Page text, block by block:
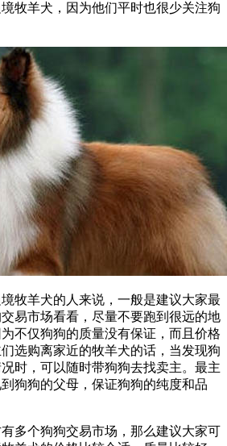
牧羊犬，因为他们平时也很少关注狗
牧羊犬的人来说，一般是建议大家最
易市场看看，尽量不要跑到很远的地
不仅狗狗的质量没有保证，而且价格
选购离家近的牧羊犬的话，当发现狗
时，可以随时带狗狗去找卖主。最主
狗狗的父母，保证狗狗的纯度和品
多个狗狗交易市场，那么建议大家可